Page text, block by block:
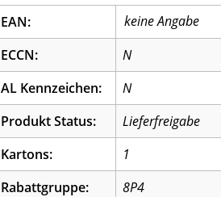
EAN:
ECCN:
N
AL Kennzeichen:
N
Produkt Status:
Lieferfreigabe
Kartons:
1
Rabattgruppe:
8P4